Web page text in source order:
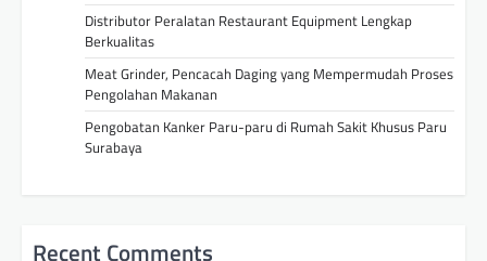
Distributor Peralatan Restaurant Equipment Lengkap
Berkualitas
Meat Grinder, Pencacah Daging yang Mempermudah Proses
Pengolahan Makanan
Pengobatan Kanker Paru-paru di Rumah Sakit Khusus Paru
Surabaya
Recent Comments